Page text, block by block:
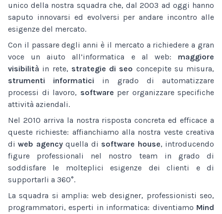
unico della nostra squadra che, dal 2003 ad oggi hanno
saputo innovarsi ed evolversi per andare incontro alle
esigenze del mercato.
Con il passare degli anni è il mercato a richiedere a gran
voce un aiuto all’informatica e al web: maggiore
visibilità in rete, strategie di seo concepite su misura,
strumenti informatici in grado di automatizzare
processi di lavoro, software per organizzare specifiche
attività aziendali.
Nel 2010 arriva la nostra risposta concreta ed efficace a
queste richieste: affianchiamo alla nostra veste creativa
diweb agencyquella di software house, introducendo
figure professionali nel nostro team in grado di
soddisfare le molteplici esigenze dei clienti e di
supportarli a 360°.
La squadra si amplia: web designer, professionisti seo,
programmatori, esperti in informatica: diventiamo Mind